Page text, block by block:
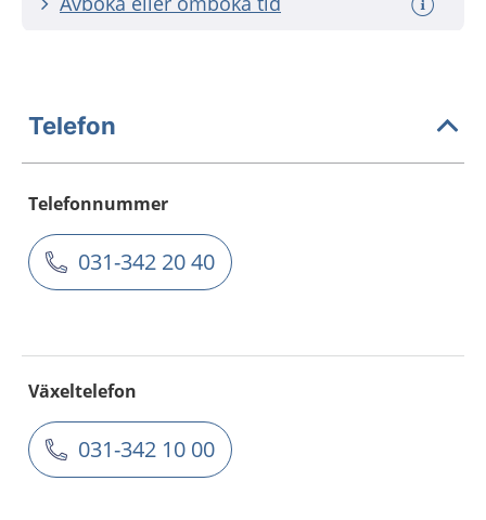
Telefon
Telefonnummer
031-342 20 40
Växeltelefon
031-342 10 00